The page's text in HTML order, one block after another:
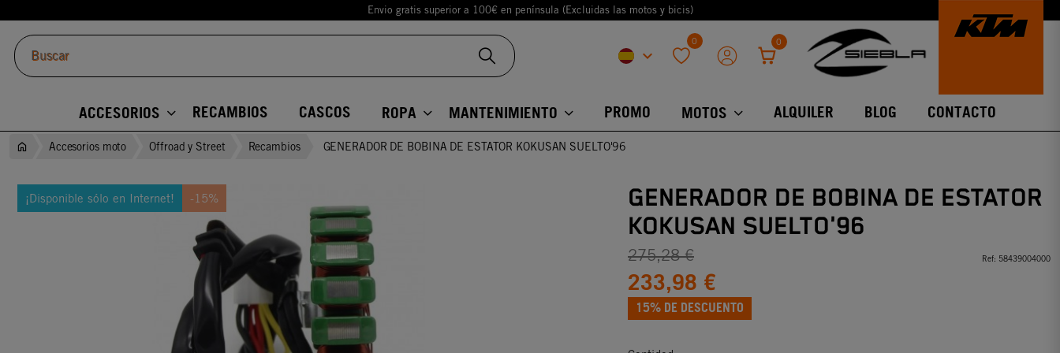
Envio gratis superior a 100€ en península (Excluidas las motos y bicis)
keyboard_arrow_down
0 0
ACCESORIOS RECAMBIOS CASCOS ROPA MANTENIMIENTO PROMO MOTOS ALQUILER BLOG CONTACTO
Accesorios moto Offroad y Street Recambios GENERADOR DE BOBINA DE ESTATOR KOKUSAN SUELTO'96
¡Disponible sólo en Internet! -15%
GENERADOR DE BOBINA DE ESTATOR
KOKUSAN SUELTO'96
275,28 €
233,98 €
15% DE DESCUENTO
Ref: 58439004000